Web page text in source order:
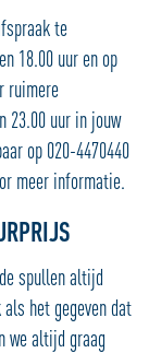
te
18.00 uur en op
ruimere
23.00 uur in jouw
op 020-4470440
meer informatie.
spullen altijd
het gegeven dat
we altijd graag